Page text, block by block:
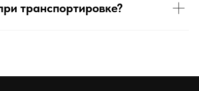
транспортировке?